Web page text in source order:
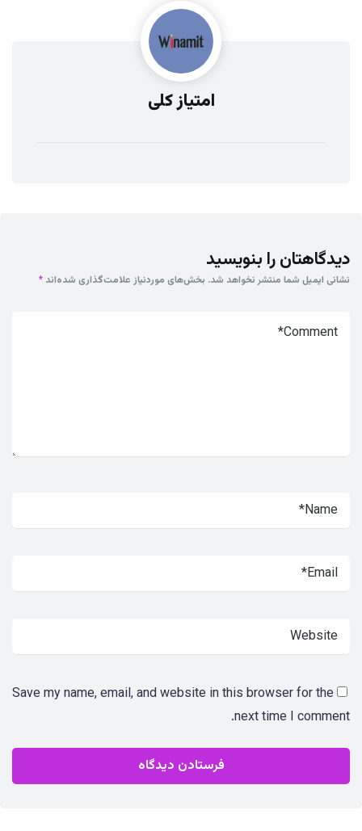
امتیاز کلی
دیدگاهتان را بنویسید
نشانی ایمیل شما منتشر نخواهد شد. بخش‌های موردنیاز علامت‌گذاری شده‌اند *
Save my name, email, and website in this browser for the
next time I comment.